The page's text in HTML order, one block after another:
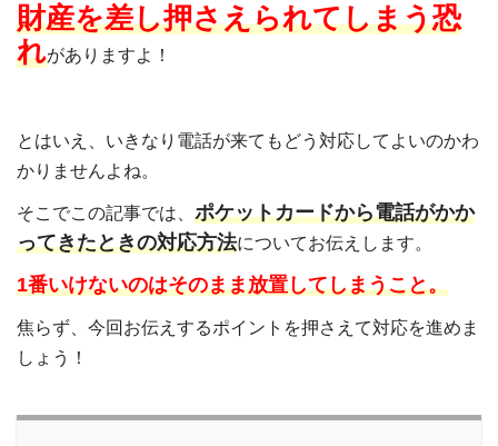
財産を差し押さえられてしまう恐
れがありますよ！
とはいえ、いきなり電話が来てもどう対応してよいのかわ
かりませんよね。
そこでこの記事では、 ポケットカードから電話がかか
ってきたときの対応方法についてお伝えします。
1番いけないのはそのまま放置してしまうこと。
焦らず、今回お伝えするポイントを押さえて対応を進めま
しょう！